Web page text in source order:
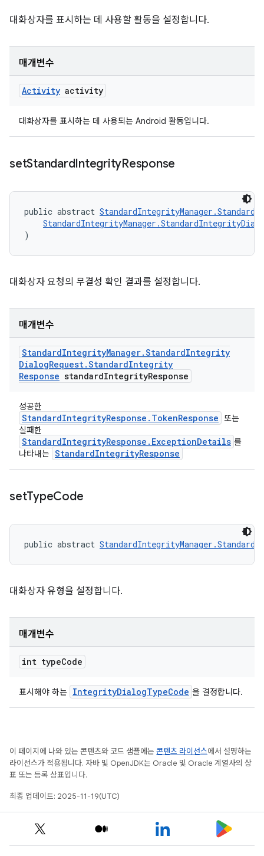
대화상자를 표시하는 데 사용할 활동을 설정합니다.
매개변수
Activity activity
대화상자를 표시하는 데 사용되는 Android 활동입니다.
setStandardIntegrityResponse
public abstract
)
대화상자 요청의 무결성 확인 결과를 설정합니다.
매개변수
StandardIntegrityManager.StandardIntegrity
DialogRequest.StandardIntegrity
Response standardIntegrityResponse
성공한
StandardIntegrityResponse.TokenResponse
또는
실패한
StandardIntegrityResponse.ExceptionDetails 를
나타내는 StandardIntegrityResponse
setTypeCode
public abstract
대화상자 유형을 설정합니다.
매개변수
int typeCode
표시해야 하는 IntegrityDialogTypeCode 을 결정합니다.
이 페이지에 나와 있는 콘텐츠와 코드 샘플에는 콘텐츠 라이선스에서 설명하는
라이선스가 적용됩니다. 자바 및 OpenJDK는 Oracle 및 Oracle 계열사의 상
표 또는 등록 상표입니다.
최종 업데이트: 2025-11-19(UTC)